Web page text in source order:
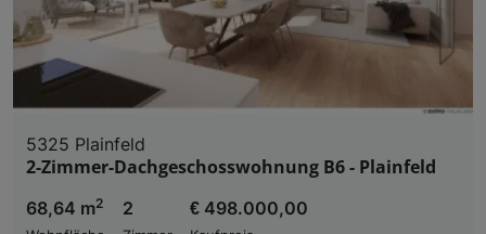
5325 Plainfeld
2-Zimmer-Dachgeschosswohnung B6 - Plainfeld
68,64 m2
2 € 498.000,00
Liste der Partner (Lieferanten)